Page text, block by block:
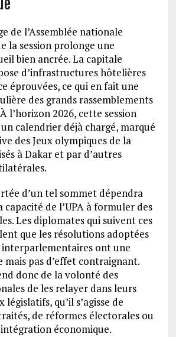
de l’Assemblée nationale
la session prolonge une
bien ancrée. La capitale
d’infrastructures hôtelières
éprouvées, ce qui en fait une
des grands rassemblements
l’horizon 2026, cette session
un calendrier déjà chargé, marqué
des Jeux olympiques de la
à Dakar et par d’autres
d’un tel sommet dépendra
de l’UPA à formuler des
Les diplomates qui suivent ces
que les résolutions adoptées
interparlementaires ont une
pas d’effet contraignant.
donc de la volonté des
de les relayer dans leurs
qu’il s’agisse de
de réformes électorales ou
économique.